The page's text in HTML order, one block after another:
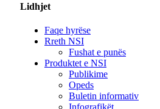
Lidhjet
Faqe hyrëse
Rreth NSI
Fushat e punës
Produktet e NSI
Publikime
Opeds
Buletin informativ
Infografikët